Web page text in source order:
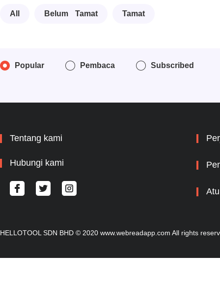
All Belum Tamat Tamat
Popular Pembaca Subscribed
Tentang kami
Hubungi kami
HELLOTOOL SDN BHD © 2020 www.webreadapp.com All rights